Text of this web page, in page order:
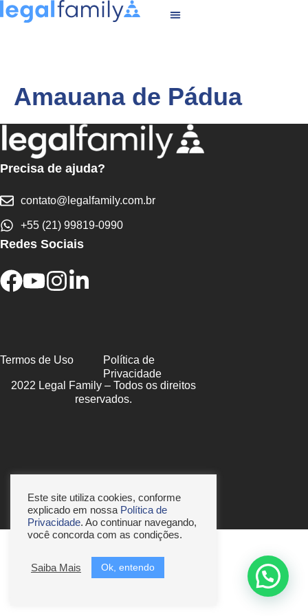
Amauana de Pádua
Precisa de ajuda?
contato@legalfamily.com.br
+55 (21) 99819-0990
Redes Sociais
Termos de Uso
Política de
Privacidade
2022 Legal Family – Todos os direitos
reservados.
Este site utiliza cookies, conforme
explicado em nossa Política de
Privacidade. Ao continuar navegando,
você concorda com as condições.
Saiba Mais Ok, entendo